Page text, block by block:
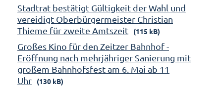
Stadtrat bestätigt Gültigkeit der Wahl und
vereidigt Oberbürgermeister Christian
Thieme für zweite Amtszeit
(115 kB)
Großes Kino für den Zeitzer Bahnhof -
Eröffnung nach mehrjähriger Sanierung mit
großem Bahnhofsfest am 6. Mai ab 11
Uhr
(130 kB)